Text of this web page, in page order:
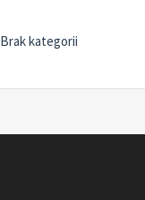
Brak kategorii